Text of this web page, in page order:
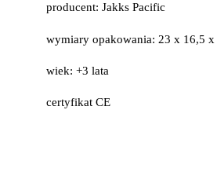
producent: Jakks Pacific
wymiary opakowania: 23 x 16,5 x
wiek: +3 lata
certyfikat CE